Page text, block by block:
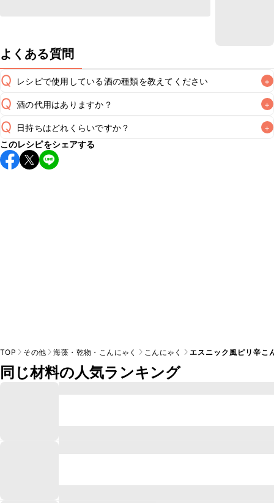
よくある質問
Q レシピで使用している酒の種類を教えてください +
A
Q 酒の代用はありますか？ +
A
Q 日持ちはどれくらいですか？ +
保存期間は冷蔵で翌日中が目安です。なるべくお早めにお召
し上がりください。
このレシピをシェアする
TOP その他 海藻・乾物・こんにゃく こんにゃく エスニック風ピリ辛こ
同じ材料の人気ランキング